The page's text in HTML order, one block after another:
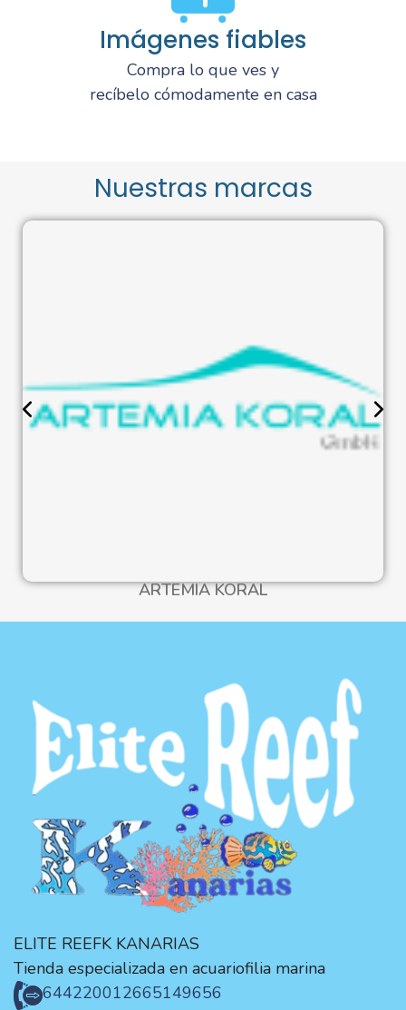
Imágenes fiables
Compra lo que ves y
recíbelo cómodamente en casa
Nuestras marcas
ARTEMIA KORAL
ELITE REEFK KANARIAS
Tienda especializada en acuariofilia marina
644220012665149656